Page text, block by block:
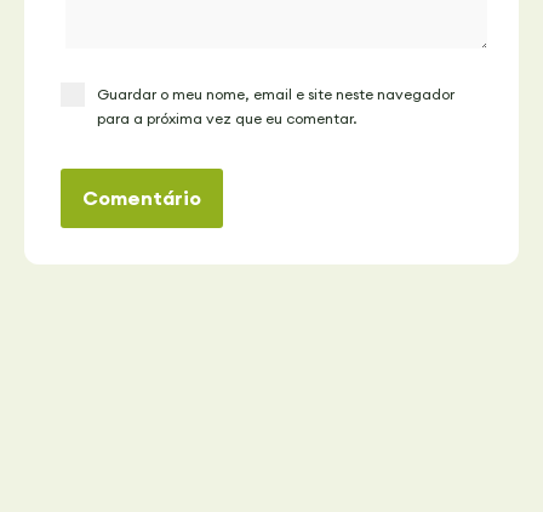
Guardar o meu nome, email e site neste navegador
para a próxima vez que eu comentar.
Comentário